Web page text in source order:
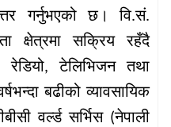
गर्नुभएको छ। वि.सं.
क्षेत्रमा सक्रिय
रहँदै
रेडियो,टेलिभिजन
तथा
बढीको व्यावसायिक
वर्ल्ड सर्भिस(नेपाली